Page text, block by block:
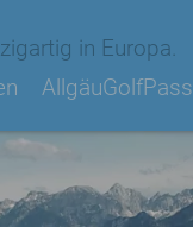
in Europa.
AllgäuGolfPass